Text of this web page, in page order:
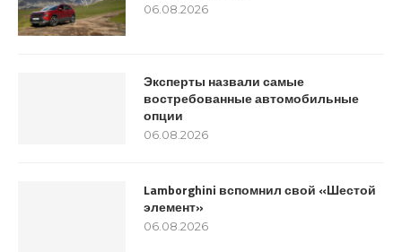
06.08.2026
Эксперты назвали самые
востребованные автомобильные
опции
06.08.2026
Lamborghini вспомнил свой «Шестой
элемент»
06.08.2026